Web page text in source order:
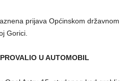
prijava Općinskom državnom
Gorici.
U AUTOMOBIL